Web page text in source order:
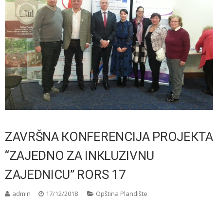
ZAVRŠNA КONFERENCIJA PROJEКTA
“ZAJEDNO ZA INКLUZIVNU
ZAJEDNICU” RORS 17
admin 17/12/2018 Opština Plandište